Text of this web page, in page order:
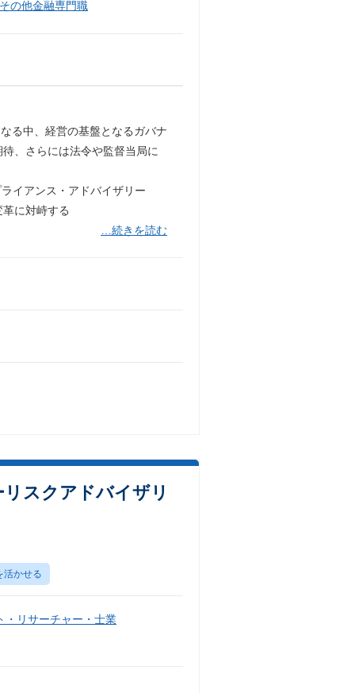
その他金融専門職
る中、経営の基盤となるガバナ
、さらには法令や監督当局に
イアンス・アドバイザリー
に対峙する
…続きを読む
スクアドバイザリ
活かせる
・リサーチャー・士業